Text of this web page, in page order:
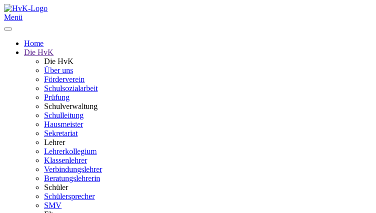
Menü
Home
Die HvK
Die HvK
Über uns
Förderverein
Schulsozialarbeit
Prüfung
Schulverwaltung
Schulleitung
Hausmeister
Sekretariat
Lehrer
Lehrerkollegium
Klassenlehrer
Verbindungslehrer
Beratungslehrerin
Schüler
Schülersprecher
SMV